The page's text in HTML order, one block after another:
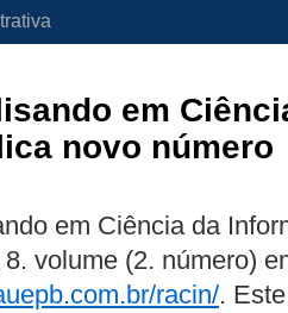
em
novo número
em Ciência da
volume (2. número)
racin/.